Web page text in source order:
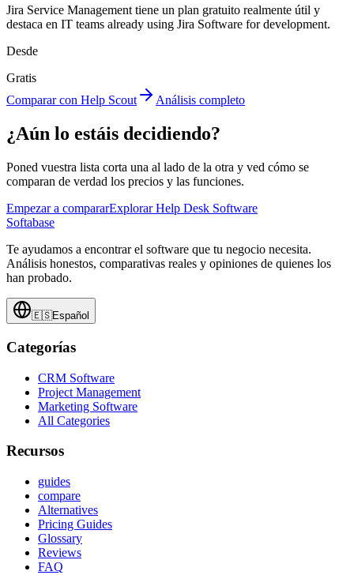
Jira Service Management tiene un plan gratuito realmente útil y
destaca en IT teams already using Jira Software for development.
Desde
Gratis
Comparar con Help Scout
Análisis completo
¿Aún lo estáis decidiendo?
Poned vuestra lista corta una al lado de la otra y ved cómo se
comparan de verdad los precios y las funciones.
Empezar a compararExplorar Help Desk Software
Softabase
Te ayudamos a encontrar el software que tu negocio necesita.
Análisis honestos, comparativas reales y opiniones de quienes los
han probado.
🇪🇸Español
Categorías
CRM Software
Project Management
Marketing Software
All Categories
Recursos
guides
compare
Alternatives
Pricing Guides
Glossary
Reviews
FAQ